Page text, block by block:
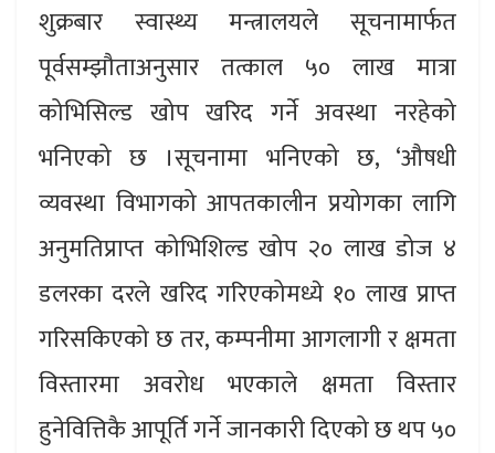
शुक्रबार स्वास्थ्य मन्त्रालयले सूचनामार्फत
पूर्वसम्झौताअनुसार तत्काल ५० लाख मात्रा
कोभिसिल्ड खोप खरिद गर्ने अवस्था नरहेको
भनिएको छ ।सूचनामा भनिएको छ, ‘औषधी
व्यवस्था विभागको आपतकालीन प्रयोगका लागि
अनुमतिप्राप्त कोभिशिल्ड खोप २० लाख डोज ४
डलरका दरले खरिद गरिएकोमध्ये १० लाख प्राप्त
गरिसकिएको छ तर, कम्पनीमा आगलागी र क्षमता
विस्तारमा अवरोध भएकाले क्षमता विस्तार
हुनेवित्तिकै आपूर्ति गर्ने जानकारी दिएको छ थप ५०